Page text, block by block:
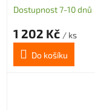
průměr 4 R2
Dostupnost 7-10 dnů
1 202 Kč / ks
Do košíku